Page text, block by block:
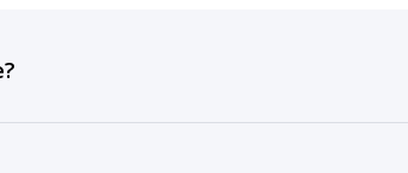
автоматические отчеты с